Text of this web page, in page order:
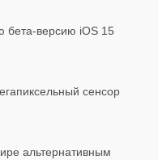
бета-версию iOS 15
сенсор
альтернативным